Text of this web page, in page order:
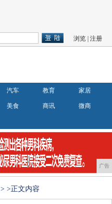
浏览 |注册
汽车 教育 家居
美食 商讯 微商
广告
> >正文内容